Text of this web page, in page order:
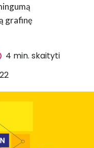
grafinę
4 min. skaityti